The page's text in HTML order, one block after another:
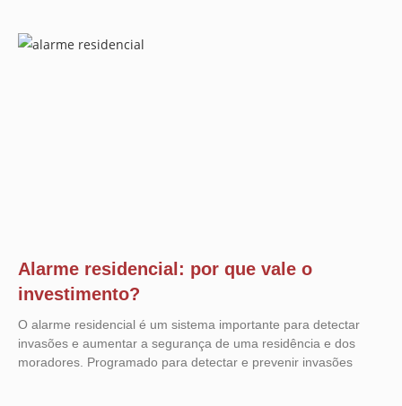
Alarme residencial: por que vale o
investimento?
O alarme residencial é um sistema importante para detectar
invasões e aumentar a segurança de uma residência e dos
moradores. Programado para detectar e prevenir invasões